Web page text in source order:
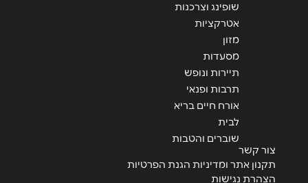
שופינג וצרכנות
אטרקציות
מזון
מסעדות
תיירות ונופש
תרבות ופנאי
אורח חיים בריא
לבית
שוברים והטבות
צור קשר
תקנון אתר ומדיניות הגנת הפרטיות
הצהרת נגישות